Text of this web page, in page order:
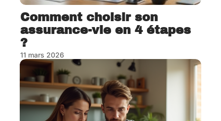
Comment choisir son
assurance-vie en 4 étapes
?
11 mars 2026